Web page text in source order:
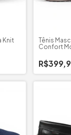
Knit
Tênis
Confort